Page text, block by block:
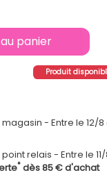
panier
Produit
magasin
Entre le 12/
point relais
Entre le
* dès 85 € d'achat